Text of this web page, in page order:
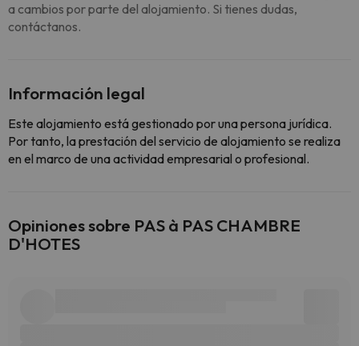
a cambios por parte del alojamiento. Si tienes dudas,
contáctanos.
Información legal
Este alojamiento está gestionado por una persona jurídica.
Por tanto, la prestación del servicio de alojamiento se realiza
en el marco de una actividad empresarial o profesional.
Opiniones sobre PAS à PAS CHAMBRE
D'HOTES